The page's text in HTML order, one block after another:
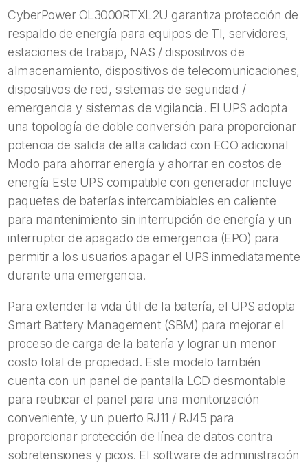
NEMA
L5-
30R
CyberPower OL3000RTXL2U garantiza protección de
respaldo de energía para equipos de TI, servidores,
estaciones de trabajo, NAS / dispositivos de
almacenamiento, dispositivos de telecomunicaciones,
dispositivos de red, sistemas de seguridad /
emergencia y sistemas de vigilancia. El UPS adopta
una topología de doble conversión para proporcionar
potencia de salida de alta calidad con ECO adicional
Modo para ahorrar energía y ahorrar en costos de
energía Este UPS compatible con generador incluye
paquetes de baterías intercambiables en caliente
para mantenimiento sin interrupción de energía y un
interruptor de apagado de emergencia (EPO) para
permitir a los usuarios apagar el UPS inmediatamente
durante una emergencia.
Para extender la vida útil de la batería, el UPS adopta
Smart Battery Management (SBM) para mejorar el
proceso de carga de la batería y lograr un menor
costo total de propiedad. Este modelo también
cuenta con un panel de pantalla LCD desmontable
para reubicar el panel para una monitorización
conveniente, y un puerto RJ11 / RJ45 para
proporcionar protección de línea de datos contra
sobretensiones y picos. El software de administración